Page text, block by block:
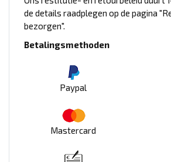
de details raadplegen op de pagina
bezorgen".
Betalingsmethoden
Paypal
Mastercard